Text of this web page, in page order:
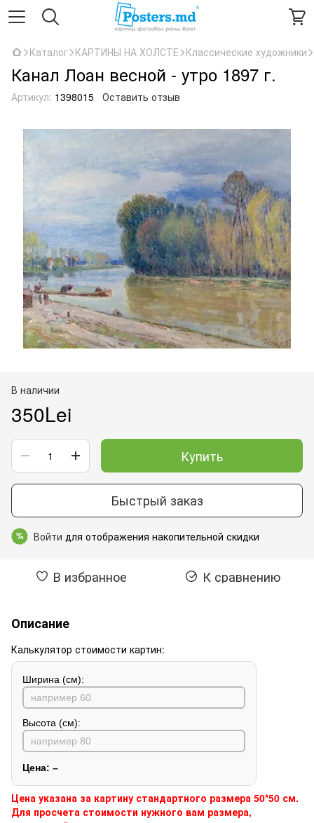
Каталог КАРТИНЫ НА ХОЛСТЕ Классические художники
Канал Лоан весной - утро 1897 г.
Артикул: 1398015 Оставить отзыв
В наличии
350Lei
Купить
Быстрый заказ
% Войти для отображения накопительной скидки
В избранное К сравнению
Описание
Калькулятор стоимости картин:
Ширина (см):
Высота (см):
Цена: –
Цена указана за картину стандартного размера 50*50 см.
Для просчета стоимости нужного вам размера,